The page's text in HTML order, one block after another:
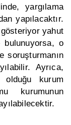
yargılama
yapılacaktır.
yahut
o
soruşturmanın
Ayrıca,
kurum
kurumunun